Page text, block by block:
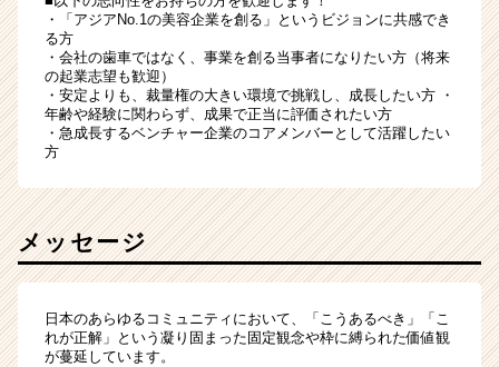
・「アジアNo.1の美容企業を創る」というビジョンに共感でき
る方
・会社の歯車ではなく、事業を創る当事者になりたい方（将来
の起業志望も歓迎）
・安定よりも、裁量権の大きい環境で挑戦し、成長したい方 ・
年齢や経験に関わらず、成果で正当に評価されたい方
・急成長するベンチャー企業のコアメンバーとして活躍したい
方
メッセージ
日本のあらゆるコミュニティにおいて、「こうあるべき」「こ
れが正解」という凝り固まった固定観念や枠に縛られた価値観
が蔓延しています。